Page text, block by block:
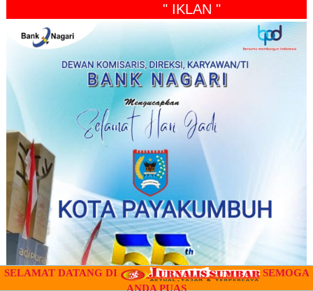
" IKLAN "
SELAMAT DATANG DI
SEMOGA
ANDA PUAS